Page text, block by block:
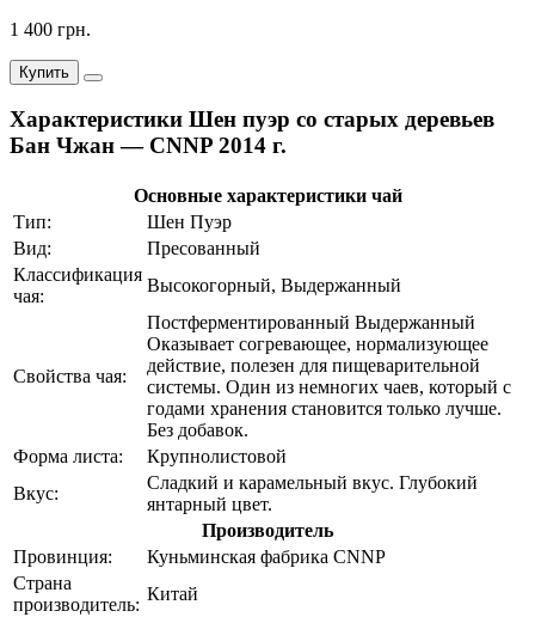
1 400 грн.
Купить
Характеристики Шен пуэр со старых деревьев
Бан Чжан — CNNP 2014 г.
Основные характеристики чай
Тип:
Шен Пуэр
Вид:
Пресованный
Классификация
чая:
Высокогорный, Выдержанный
Свойства чая:
Постферментированный Выдержанный
Оказывает согревающее, нормализующее
действие, полезен для пищеварительной
системы. Один из немногих чаев, который с
годами хранения становится только лучше.
Без добавок.
Форма листа:
Крупнолистовой
Вкус:
Сладкий и карамельный вкус. Глубокий
янтарный цвет.
Производитель
Провинция:
Куньминская фабрика CNNP
Страна
производитель:
Китай